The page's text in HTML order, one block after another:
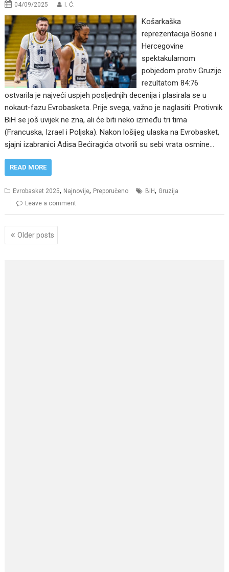
04/09/2025 I. Ć.
Košarkaška
reprezentacija Bosne i
Hercegovine
spektakularnom
pobjedom protiv Gruzije
rezultatom 84:76
ostvarila je najveći uspjeh posljednjih decenija i plasirala se u
nokaut-fazu Evrobasketa. Prije svega, važno je naglasiti: Protivnik
BiH se još uvijek ne zna, ali će biti neko između tri tima
(Francuska, Izrael i Poljska). Nakon lošijeg ulaska na Evrobasket,
sjajni izabranici Adisa Bećiragića otvorili su sebi vrata osmine…
READ MORE
Evrobasket 2025, Najnovije, Preporučeno BiH, Gruzija
Leave a comment
Posts
navigation
Older posts